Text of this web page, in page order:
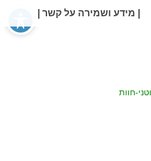
| מידע ושמירה על קשר |